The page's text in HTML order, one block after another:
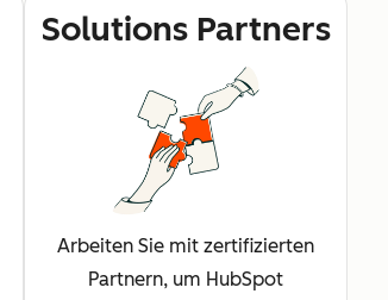
Solutions Partners
Arbeiten Sie mit zertifizierten
Partnern, um HubSpot